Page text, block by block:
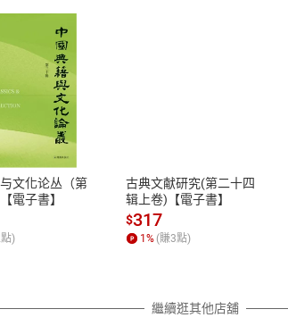
之權利，遽消費者保護法及通訊交
除權合理例外情事適用準則，依商
質各有不同規定。詳細退換貨說明
照各商品說明。
文化论丛（第
電子書】
點)
古典文献研究(第二十四
辑上卷)【電子書】
$317
1 % (賺3點)
繼續逛其他店舖